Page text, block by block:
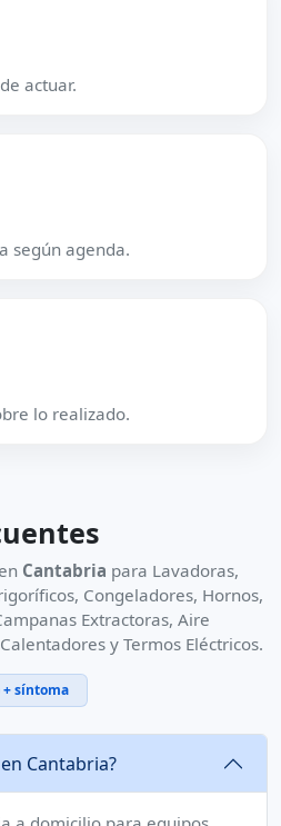
actuar.
según agenda.
lo realizado.
en Cantabria para Lavadoras,
Congeladores, Hornos,
Extractoras, Aire
y Termos Eléctricos.
+ síntoma
Cantabria?